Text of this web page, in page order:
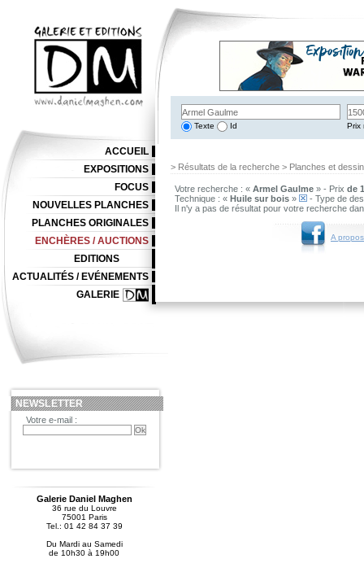
Texte Id Prix
> Résultats de la recherche > Planches et
Votre recherche : « Armel Gaulme » - Prix de
Technique : « Huile sur bois »
- Type de
Il n'y a pas de résultat pour votre recherche
A
ACCUEIL
EXPOSITIONS
FOCUS
NOUVELLES PLANCHES
PLANCHES ORIGINALES
ENCHÈRES / AUCTIONS
EDITIONS
ACTUALITÉS / EVÉNEMENTS
GALERIE
NEWSLETTER
Votre e-mail :
Galerie Daniel Maghen
36 rue du Louvre
75001 Paris
Tel.: 01 42 84 37 39
Du Mardi au Samedi
de 10h30 à 19h00